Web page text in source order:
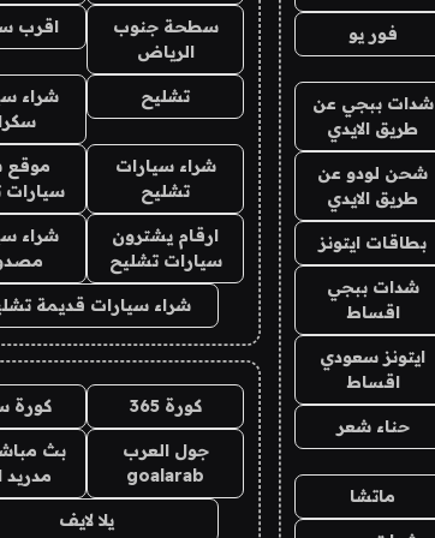
فور يو
شدات ببجي عن
طريق الايدي
شحن لودو عن
طريق الايدي
بطاقات ايتونز
شدات ببجي
اقساط
ايتونز سعودي
اقساط
حناء شعر
ماتشا
سطحة جنوب
الرياض
اقرب
تشليح
شراء
شراء سيارات
تشليح
موقع
سيارات
ارقام يشترون
سيارات تشليح
شراء
شراء سيارات قديمة
كورة 365 كورة
جول العرب
goalarab
بث
مدريد
يلا لايف